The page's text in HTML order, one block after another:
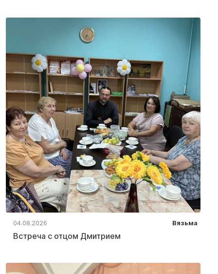
04.08.2026 Вязьма
Встреча с отцом Дмитрием